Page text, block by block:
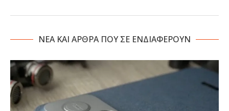
NΕΑ ΚΑΙ ΑΡΘΡΑ ΠΟΥ ΣΕ ΕΝΔΙΑΦΕΡΟΥΝ